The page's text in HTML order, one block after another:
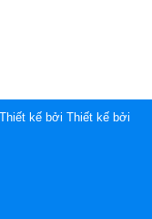
kế bởi Thiết kế bởi